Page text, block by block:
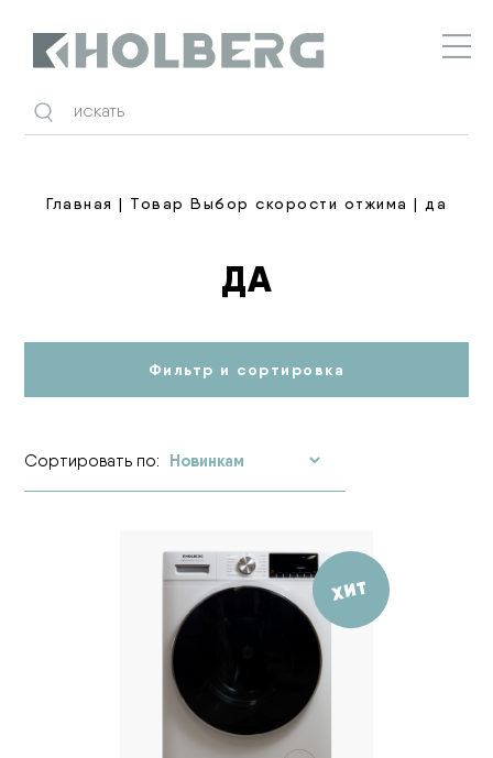
Главная | Товар Выбор скорости отжима | да
ДА
Фильтр и сортировка
Сортировать по:
ХИТ